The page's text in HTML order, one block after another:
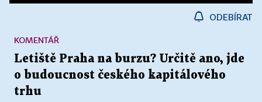
ODEBÍRAT
Letiště Praha na burzu? Určitě ano, jde
o budoucnost českého kapitálového
trhu
KOMENTÁŘ